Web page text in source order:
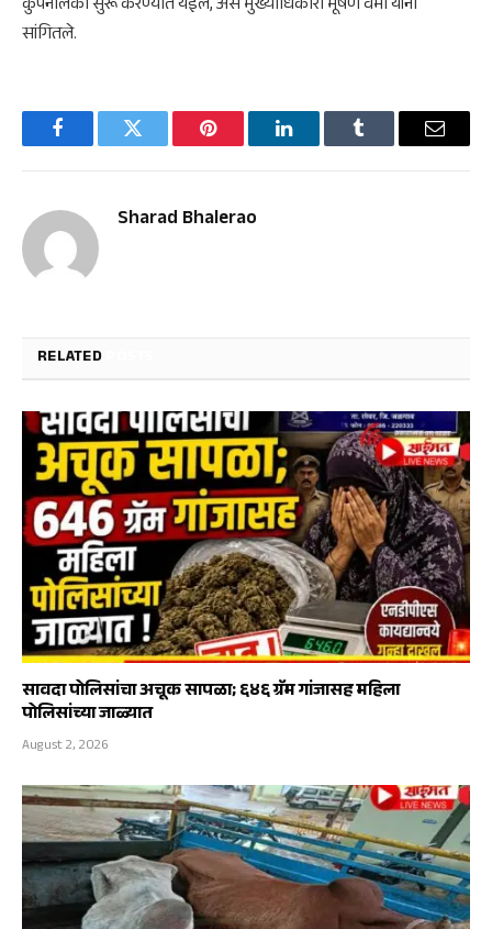
सांगितले.
FacebookTwitter Pinterest LinkedInTumblr Email
Sharad Bhalerao
RELATED
सावदा पोलिसांचा अचूक सापळा; ६४६ ग्रॅम गांजासह महिला
पोलिसांच्या जाळ्यात
August 2, 2026